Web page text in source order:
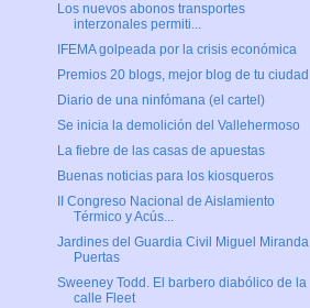
Los nuevos abonos transportes
interzonales permiti...
IFEMA golpeada por la crisis económica
Premios 20 blogs, mejor blog de tu ciudad
Diario de una ninfómana (el cartel)
Se inicia la demolición del Vallehermoso
La fiebre de las casas de apuestas
Buenas noticias para los kiosqueros
II Congreso Nacional de Aislamiento
Térmico y Acús...
Jardines del Guardia Civil Miguel Miranda
Puertas
Sweeney Todd. El barbero diabólico de la
calle Fleet